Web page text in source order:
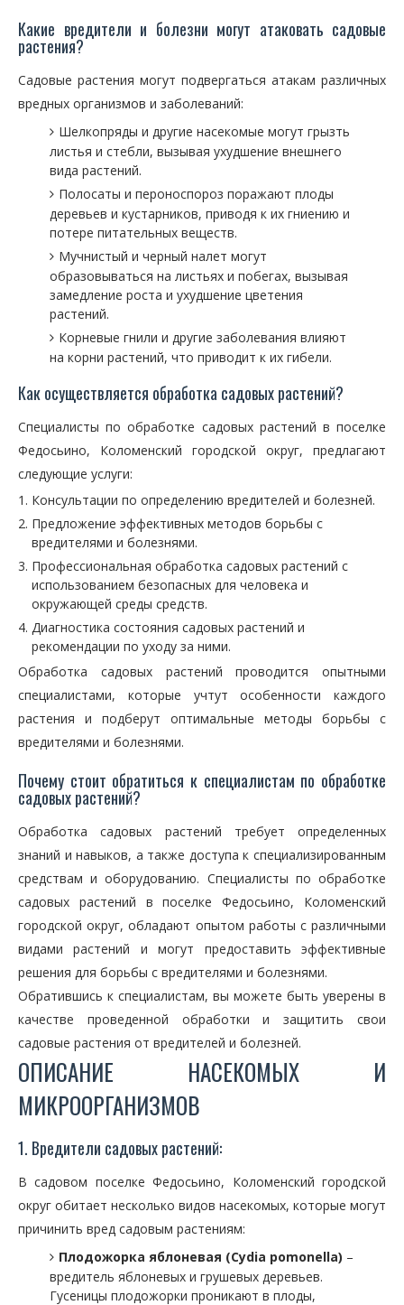
Какие вредители и болезни могут атаковать садовые
растения?
Садовые растения могут подвергаться атакам различных
вредных организмов и заболеваний:
Шелкопряды и другие насекомые могут грызть
листья и стебли, вызывая ухудшение внешнего
вида растений.
Полосаты и пероноспороз поражают плоды
деревьев и кустарников, приводя к их гниению и
потере питательных веществ.
Мучнистый и черный налет могут
образовываться на листьях и побегах, вызывая
замедление роста и ухудшение цветения
растений.
Корневые гнили и другие заболевания влияют
на корни растений, что приводит к их гибели.
Как осуществляется обработка садовых растений?
Специалисты по обработке садовых растений в поселке
Федосьино, Коломенский городской округ, предлагают
следующие услуги:
Консультации по определению вредителей и болезней.
Предложение эффективных методов борьбы с
вредителями и болезнями.
Профессиональная обработка садовых растений с
использованием безопасных для человека и
окружающей среды средств.
Диагностика состояния садовых растений и
рекомендации по уходу за ними.
Обработка садовых растений проводится опытными
специалистами, которые учтут особенности каждого
растения и подберут оптимальные методы борьбы с
вредителями и болезнями.
Почему стоит обратиться к специалистам по обработке
садовых растений?
Обработка садовых растений требует определенных
знаний и навыков, а также доступа к специализированным
средствам и оборудованию. Специалисты по обработке
садовых растений в поселке Федосьино, Коломенский
городской округ, обладают опытом работы с различными
видами растений и могут предоставить эффективные
решения для борьбы с вредителями и болезнями.
Обратившись к специалистам, вы можете быть уверены в
качестве проведенной обработки и защитить свои
садовые растения от вредителей и болезней.
ОПИСАНИЕ НАСЕКОМЫХ И
МИКРООРГАНИЗМОВ
1. Вредители садовых растений:
В садовом поселке Федосьино, Коломенский городской
округ обитает несколько видов насекомых, которые могут
причинить вред садовым растениям:
Плодожорка яблоневая (Cydia pomonella) –
вредитель яблоневых и грушевых деревьев.
Гусеницы плодожорки проникают в плоды,